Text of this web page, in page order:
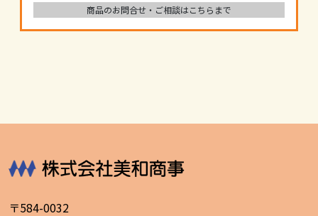
商品のお問合せ・ご相談はこちらまで
〒584-0032